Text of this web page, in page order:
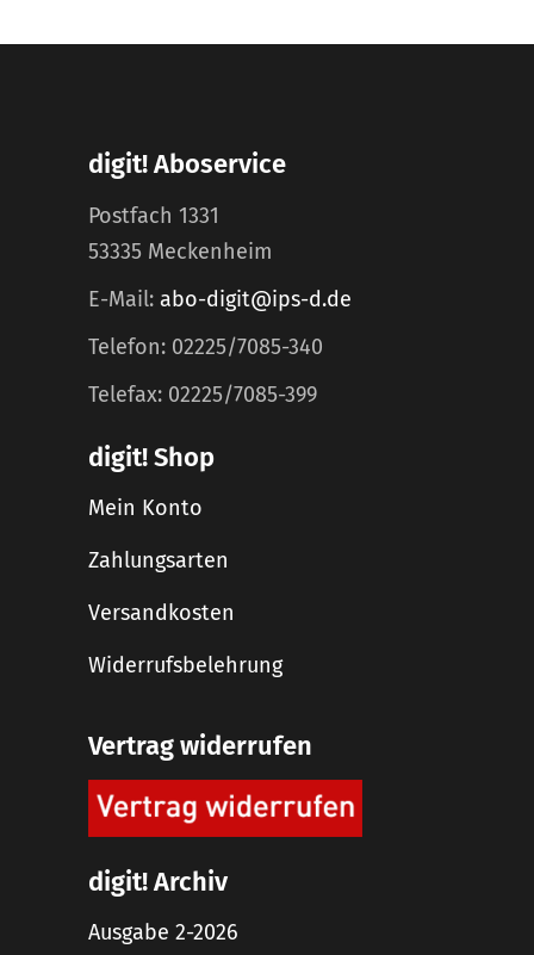
digit! Aboservice
Postfach 1331
53335 Meckenheim
E-Mail: abo-digit@ips-d.de
Telefon: 02225/7085-340
Telefax: 02225/7085-399
digit! Shop
Mein Konto
Zahlungsarten
Versandkosten
Widerrufsbelehrung
Vertrag widerrufen
digit! Archiv
Ausgabe 2-2026